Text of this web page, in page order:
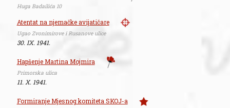
Huga Badailića 10
Atentat na njemačke avijatičare
Ugao Zvonimirove i Rusanove ulice
30. IX. 1941.
Hapšenje Martina Mojmira
Primorska ulica
11. X. 1941.
Formiranje Mjesnog komiteta SKOJ-a